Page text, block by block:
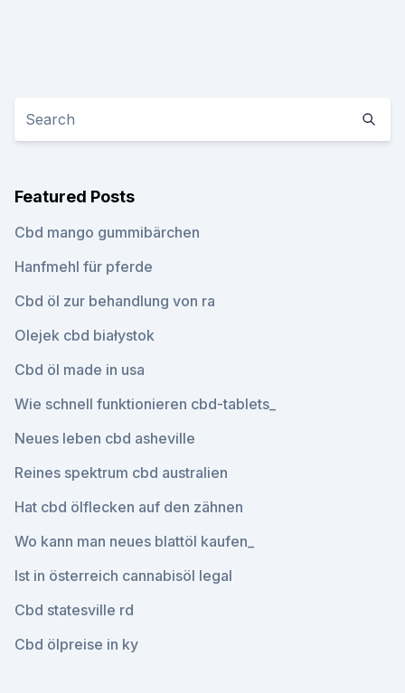
Featured Posts
Cbd mango gummibärchen
Hanfmehl für pferde
Cbd öl zur behandlung von ra
Olejek cbd białystok
Cbd öl made in usa
Wie schnell funktionieren cbd-tablets_
Neues leben cbd asheville
Reines spektrum cbd australien
Hat cbd ölflecken auf den zähnen
Wo kann man neues blattöl kaufen_
Ist in österreich cannabisöl legal
Cbd statesville rd
Cbd ölpreise in ky